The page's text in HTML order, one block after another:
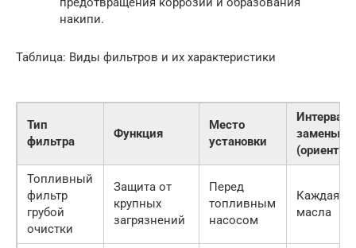
накипи.
Таблица: Виды фильтров и их характеристики
Тип
фильтра
Функция
Место
установки
Интервал
замены
Топливный
фильтр
грубой
очистки
Защита от
крупных
загрязнений
Перед
топливным
насосом
Каждая
масла